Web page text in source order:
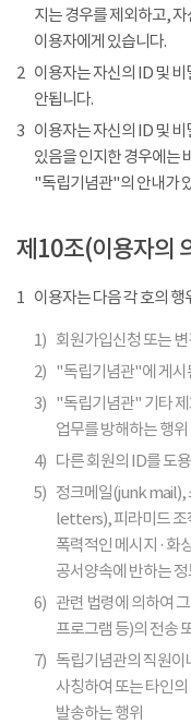
지는 경우를 제외하고,
이용자에게 있습니다.
2 이용자는 자신의 ID 및
안됩니다.
3 이용자는 자신의 ID 및
있음을 인지한 경우에는
"독립기념관"의 안내가
제10조(이용자의
1 이용자는 다음 각 호의
1) 회원가입신청 또는
2) "독립기념관"에 게시
3) "독립기념관" 기타
업무를 방해하는 행위
4) 다른 회원의 ID를 도
5) 정크메일(junk mail),
letters), 피라미드 조
폭력적인 메시지 · 화
공서양속에 반하는
6) 관련 법령에 의하여
프로그램 등)의 전송
7) 독립기념관의 직원이
사칭하여 또는 타인
발송하는 행위